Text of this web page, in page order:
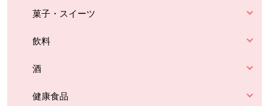
菓子・スイーツ
飲料
酒
健康食品